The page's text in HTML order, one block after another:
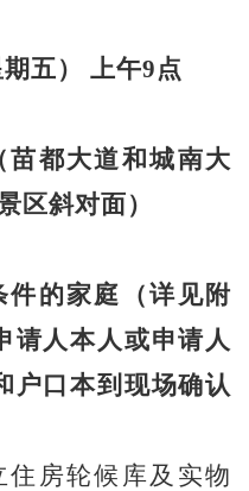
五） 上午9点
苗都大道和城南大
区斜对面）
件的家庭（详见附
请人本人或申请人
户口本到现场确认
住房轮候库及实物